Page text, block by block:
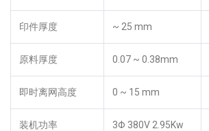
印件厚度 ~ 25 mm
原料厚度 0.07 ~ 0.38mm
即时离网高度 0 ~ 15 mm
装机功率 3Φ 380V 2.95Kw